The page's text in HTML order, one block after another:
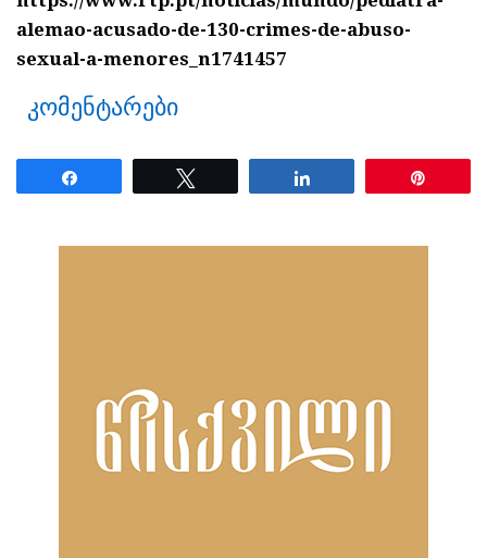
alemao-acusado-de-130-crimes-de-abuso-
sexual-a-menores_n1741457
კომენტარები